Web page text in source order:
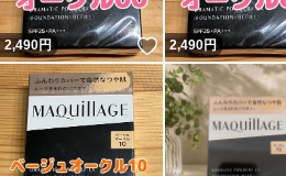
2,490円 いいね！
2,490円